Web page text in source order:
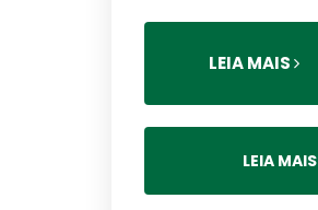
LEIA MAIS
LEIA MAIS